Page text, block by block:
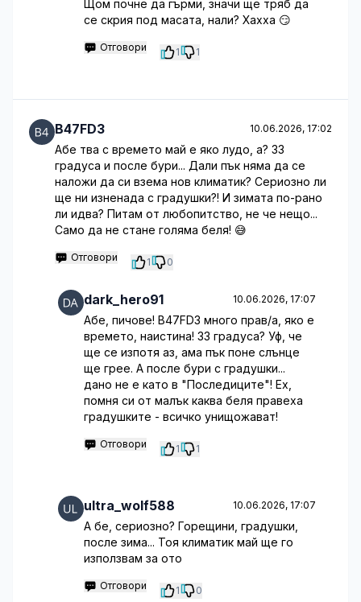
Щом почне да гърми, значи ще тряб да
се скрия под масата, нали? Хахха 😏
Отговори 1 1
B47FD3 10.06.2026, 17:02
Абе тва с времето май е яко лудо, а? 33
градуса и после бури... Дали пък няма да се
наложи да си взема нов климатик? Сериозно ли
ще ни изненада с градушки?! И зимата по-рано
ли идва? Питам от любопитство, не че нещо...
Само да не стане голяма беля! 😅
Отговори 1 0
dark_hero91 10.06.2026, 17:07
Абе, пичове! B47FD3 много прав/а, яко е
времето, наистина! 33 градуса? Уф, че
ще се изпотя аз, ама пък поне слънце
ще грее. А после бури с градушки...
дано не е като в "Последиците"! Ех,
помня си от малък каква беля правеха
градушките - всичко унищожават!
Отговори 1 1
ultra_wolf588 10.06.2026, 17:07
А бе, сериозно? Горещини, градушки,
после зима... Тоя климатик май ще го
използвам за ото
Отговори 1 0